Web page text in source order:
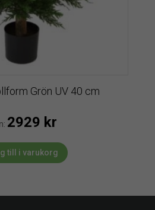
Grön UV 40 cm
2929 kr
till i varukorg